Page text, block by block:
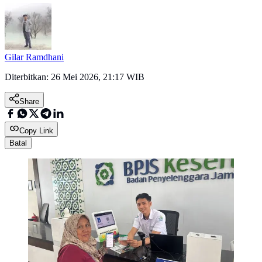
Gilar Ramdhani
Diterbitkan: 26 Mei 2026, 21:17 WIB
Share
Copy Link
Batal